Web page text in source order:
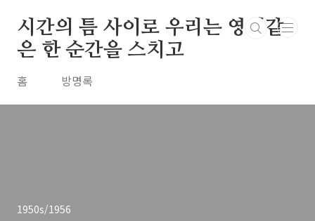
시간의 틈 사이로 우리는 영원같
은 한 순간을 스치고
홈 방명록
1950s/1956